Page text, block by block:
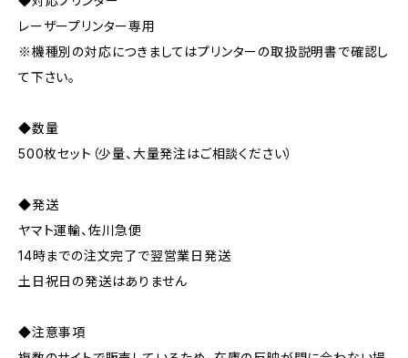
レーザープリンター専用
※機種別の対応につきましてはプリンターの取扱説明書で確認し
て下さい。
◆数量
500枚セット（少量、大量発注はご相談ください）
◆発送
ヤマト運輸、佐川急便
14時までの注文完了で翌営業日発送
土日祝日の発送はありません
◆注意事項